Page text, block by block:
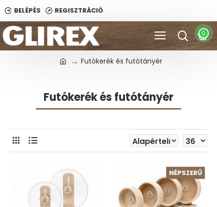
BELÉPÉS REGISZTRÁCIÓ
0
Futókerék és futótányér
Futókerék és futótányér
NÉPSZERŰ